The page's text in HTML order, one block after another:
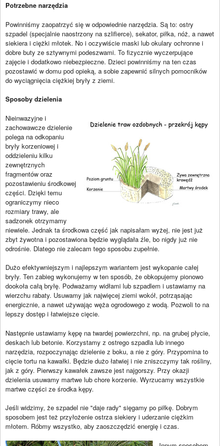
Potrzebne narzędzia
Powinniśmy zaopatrzyć się w odpowiednie narzędzia. Są to: ostry
szpadel (specjalnie naostrzony na szlifierce), sekator, piłka, nóż, a nawet
siekiera i ciężki młotek. No i oczywiście maski lub okulary ochronne i
dobre buty ze sztywnymi podeszwami. To fizycznie wyczerpujące
zajęcie i dodatkowo niebezpieczne. Dzieci powinniśmy na ten czas
pozostawić w domu pod opieką, a sobie zapewnić silnych pomocników
do wyciągnięcia ciężkiej bryły z ziemi.
Sposoby dzielenia
Nieinwazyjne i
zachowawcze dzielenie
polega na odkopaniu
bryły korzeniowej i
oddzieleniu kilku
zewnętrznych
fragmentów oraz
pozostawieniu środkowej
części. Dzięki temu
ograniczymy nieco
rozmiary trawy, ale
sadzonek otrzymamy
niewiele. Jednak ta środkowa część jak napisałam wyżej, nie jest już
zbyt żywotna i pozostawiona będzie wyglądała źle, bo nigdy już nie
odrośnie. Dlatego nie zalecam tego sposobu zupełnie.
Dużo efektywniejszym i najlepszym wariantem jest wykopanie całej
bryły. Ten zabieg wykonujemy w ten sposób, że obkopujemy pionowo
dookoła całą bryłę. Podważamy widłami lub szpadlem i ustawiamy na
wierzchu rabaty. Usuwamy jak najwięcej ziemi wokół, potrząsając
energicznie, a nawet używając węża ogrodowego z wodą. Pozwoli to na
lepszy dostęp i łatwiejsze cięcie.
Następnie ustawiamy kępę na twardej powierzchni, np. na grubej płycie,
deskach lub betonie. Korzystamy z ostrego szpadla lub innego
narzędzia, rozpoczynając dzielenie z boku, a nie z góry. Przypomina to
cięcie tortu na kawałki. Będzie dużo łatwiej i nie zniszczymy tak rośliny,
jak z góry. Pierwszy kawałek zawsze jest najgorszy. Przy okazji
dzielenia usuwamy martwe lub chore korzenie. Wyrzucamy wszystkie
martwe części ze środka kępy.
Jeśli widzimy, że szpadel nie "daje rady" sięgamy po piłkę. Dobrym
sposobem jest też przyłożenie ostrza siekiery i uderzanie ciężkim
młotem. Róbmy wszystko, aby zaoszczędzić energię i czas.